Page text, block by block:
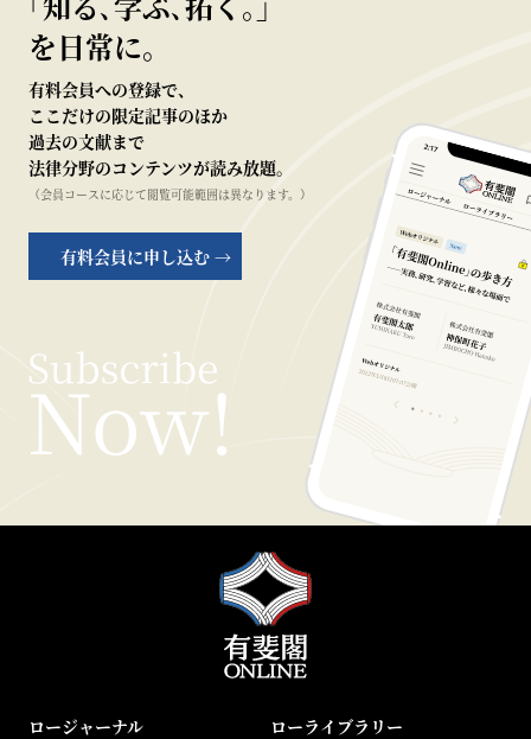
を日常に。
有料会員への登録で、
ここだけの限定記事のほか
過去の文献まで
法律分野のコンテンツが読み放題。
（会員コースに応じて閲覧可能範囲は異なります。）
有料会員に申し込む →
ロージャーナル ローライブラリー